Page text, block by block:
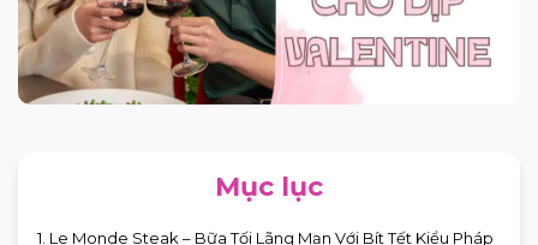
Mục lục
1. Le Monde Steak – Bữa Tối Lãng Mạn Với Bít Tết Kiểu Pháp